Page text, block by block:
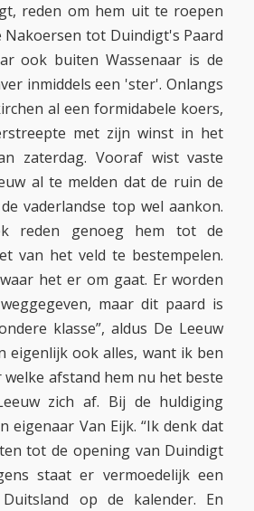
reden om hem uit te roepen
tot Duindigt's Paard
ook buiten Wassenaar is de
inmiddels een 'ster'. Onlangs
al een formidabele koers,
met zijn winst in het
zaterdag. Vooraf wist vaste
al te melden dat de ruin de
vaderlandse top wel aankon.
reden genoeg hem tot de
van het veld te bestempelen.
het er om gaat. Er worden
maar dit paard is
klasse”, aldus De Leeuw
eigenlijk ook alles, want ik ben
afstand hem nu het beste
zich af. Bij de huldiging
eigenaar Van Eijk. “Ik denk dat
tot de opening van Duindigt
staat er vermoedelijk een
op de kalender. En